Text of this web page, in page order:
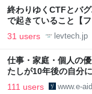
終わりゆくCTFとバ
で起きていること【
31 users levtech.jp
仕事・家庭・個人の
たしが10年後の自分
111 users www.e-